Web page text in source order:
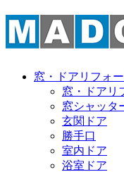
窓・ドアリフォ
窓・ドアリ
窓シャッタ
玄関ドア
勝手口
室内ドア
浴室ドア